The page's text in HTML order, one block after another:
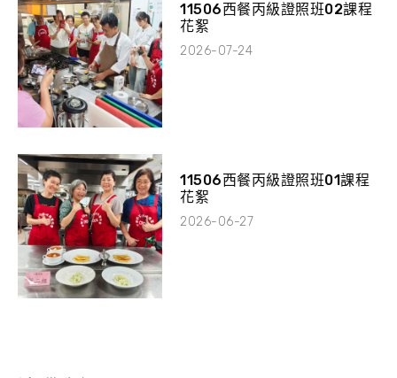
11506西餐丙級證照班02課程
花絮
2026-07-24
11506西餐丙級證照班01課程
花絮
2026-06-27